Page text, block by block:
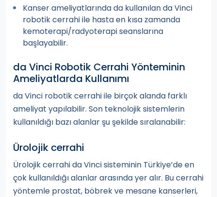
Kanser ameliyatlarında da kullanılan da Vinci
robotik cerrahi ile hasta en kısa zamanda
kemoterapi/radyoterapi seanslarına
başlayabilir.
da Vinci Robotik Cerrahi Yönteminin
Ameliyatlarda Kullanımı
da Vinci robotik cerrahi ile birçok alanda farklı
ameliyat yapılabilir. Son teknolojik sistemlerin
kullanıldığı bazı alanlar şu şekilde sıralanabilir:
Ürolojik cerrahi
Ürolojik cerrahi da Vinci sisteminin Türkiye’de en
çok kullanıldığı alanlar arasında yer alır. Bu cerrahi
yöntemle prostat, böbrek ve mesane kanserleri,